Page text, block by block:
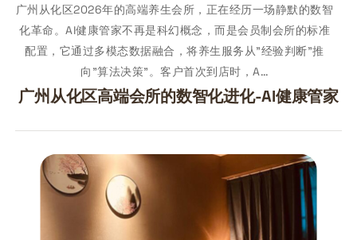
广州从化区2026年的高端养生会所，正在经历一场静默的数智
化革命。AI健康管家不再是科幻概念，而是会员制会所的标准
配置，它通过多模态数据融合，将养生服务从"经验判断"推
向"算法决策"。客户首次到店时，A…
广州从化区高端会所的数智化进化-AI健康管家